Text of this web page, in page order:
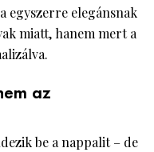
egyszerre elegánsnak
miatt, hanem mert a
az
be a nappalit – de